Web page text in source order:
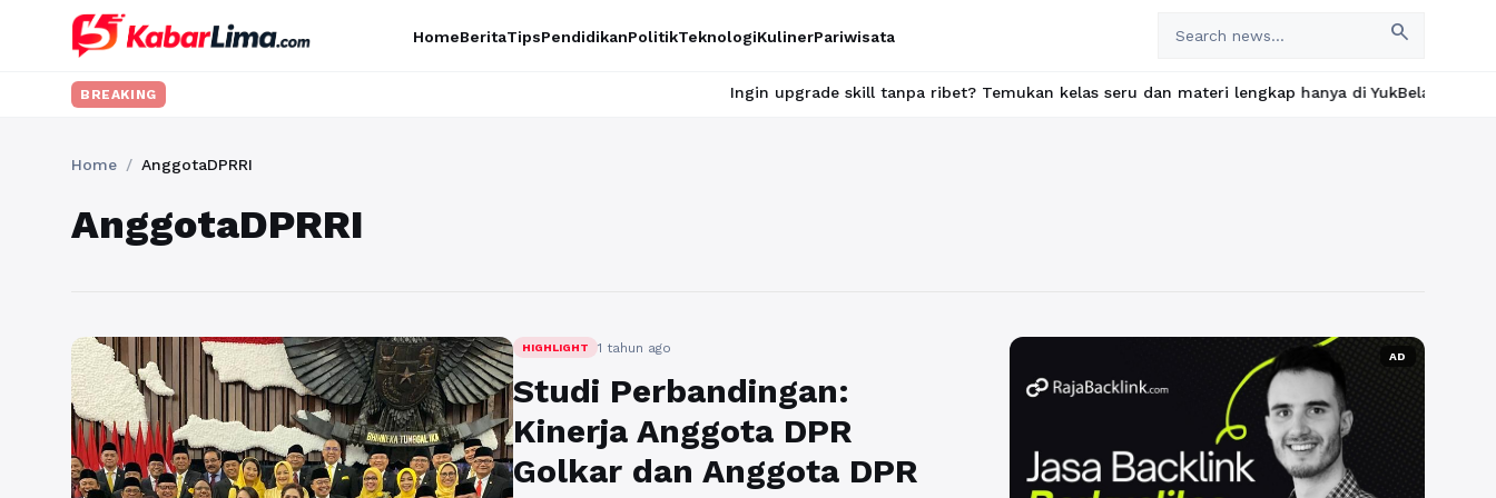
HomeBeritaTipsPendidikanPolitikTeknologiKulinerPariwisata search
BREAKING Ingin upgrade skill tanpa ribet? Temukan kelas seru dan materi lengkap hanya di YukBelajar.com. Mulai
Home / AnggotaDPRRI
AnggotaDPRRI
HIGHLIGHT 1 tahun ago
Studi Perbandingan:
Kinerja Anggota DPR
Golkar dan Anggota DPR
AD